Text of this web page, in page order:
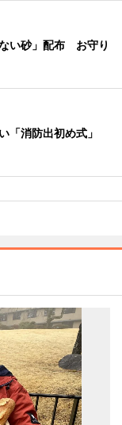
い砂」配布 お守り
「消防出初め式」